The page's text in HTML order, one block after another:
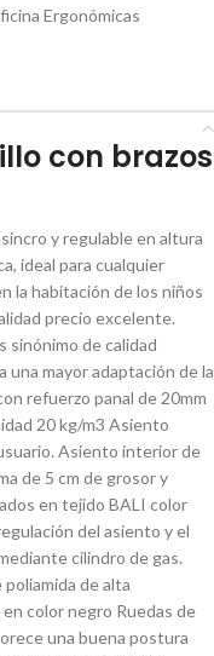
Ergonómicas
con brazos
y regulable en altura
ideal para cualquier
la habitación de los niños
precio excelente.
sinónimo de calidad
mayor adaptación de la
refuerzo panal de 20mm
20 kg/m3 Asiento
Asiento interior de
de 5 cm de grosor y
en tejido BALI color
del asiento y el
cilindro de gas.
de alta
color negro Ruedas de
una buena postura